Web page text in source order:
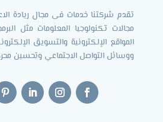
تقدم شركتنا خدمات فى مجال ريادة
مجالات تكنولوجيا المعلومات مثل
المواقع الإلكترونية والتسويق
ووسائل التواصل الاجتماعي وتحسين